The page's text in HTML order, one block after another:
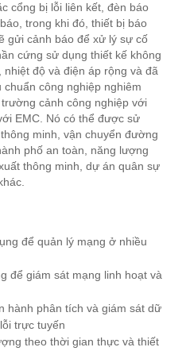
cổng bị lỗi liên kết, đèn báo
trong khi đó, thiết bị báo
gửi cảnh báo để xử lý sự cố
cứng sử dụng thiết kế không
độ và điện áp rộng và đã
công nghiệp nghiêm
cảnh công nghiệp với
EMC. Nó có thể được sử
minh, vận chuyển đường
phố an toàn, năng lượng
thông minh, dự án quân sự
để quản lý mạng ở nhiều
để giám sát mạng linh hoạt và
hành phân tích và giám sát dữ
trực tuyến
theo thời gian thực và thiết